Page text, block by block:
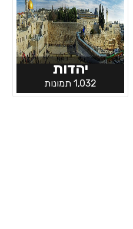
יהדות
1,032 תמונות